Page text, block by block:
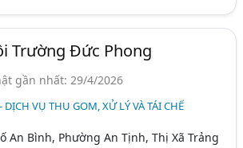
Trường Đức Phong
gần nhất: 29/4/2026
DỊCH VỤ THU GOM, XỬ LÝ VÀ TÁI CHẾ
An Bình, Phường An Tịnh, Thị Xã Trảng